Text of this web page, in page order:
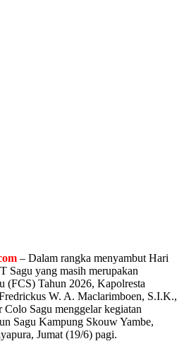
– Dalam rangka menyambut Hari
Sagu yang masih merupakan
(FCS) Tahun 2026, Kapolresta
W. A. Maclarimboen, S.I.K.,
Sagu menggelar kegiatan
Sagu Kampung Skouw Yambe,
Jumat (19/6) pagi.